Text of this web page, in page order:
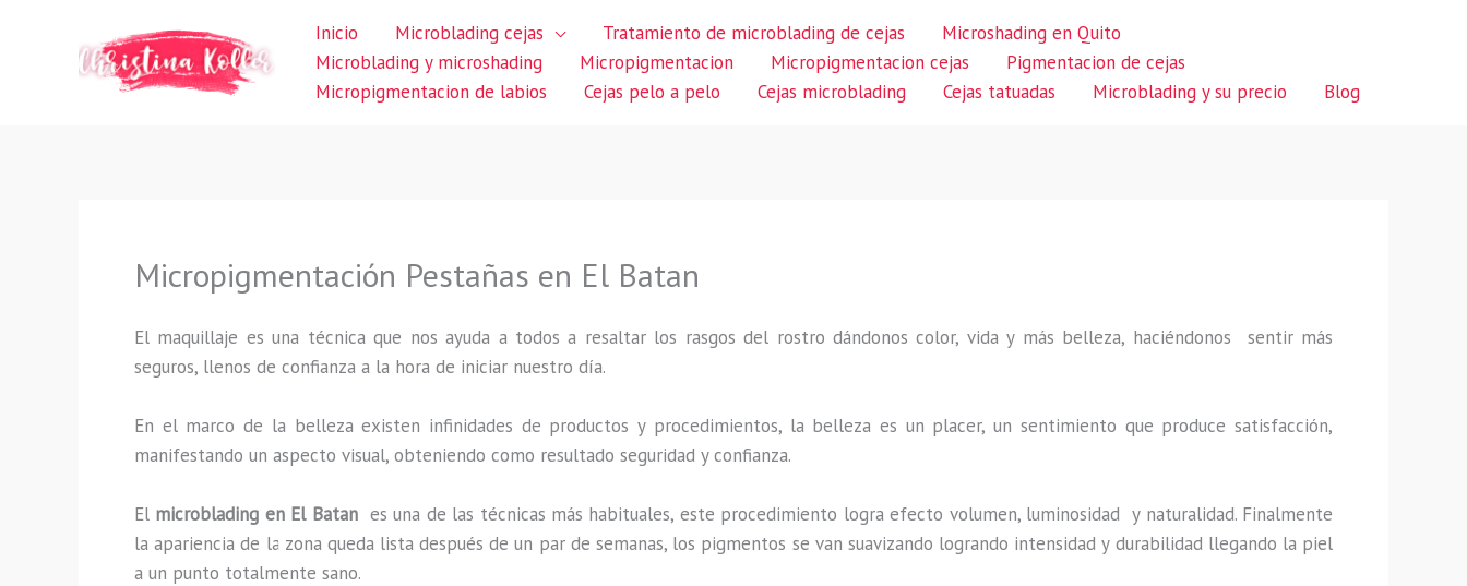
Inicio Microblading cejas Tratamiento de microblading de cejas
Microshading en Quito
Microblading y microshading
Micropigmentacion Micropigmentacion cejas
Pigmentacion de cejas
Micropigmentacion de labios
Cejas pelo a pelo Cejas microblading Cejas tatuadas Microblading y su precio Blog
Micropigmentación Pestañas en El Batan
El maquillaje es una técnica que nos ayuda a todos a resaltar los rasgos del rostro dándonos color, vida y más belleza, haciéndonos sentir más
seguros, llenos de confianza a la hora de iniciar nuestro día.
En el marco de la belleza existen infinidades de productos y procedimientos, la belleza es un placer, un sentimiento que produce satisfacción,
manifestando un aspecto visual, obteniendo como resultado seguridad y confianza.
El microblading en El Batan es una de las técnicas más habituales, este procedimiento logra efecto volumen, luminosidad y naturalidad. Finalmente
la apariencia de la zona queda lista después de un par de semanas, los pigmentos se van suavizando logrando intensidad y durabilidad llegando la piel
a un punto totalmente sano.